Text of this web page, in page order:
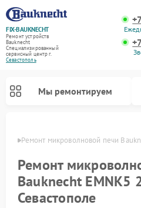
FIX-BAUKNECHT
Ремонт устройств
Bauknecht
Специализированный
cервисный центр г.
Севастополь
Мы ремонтируем
Ремонт микроволновой печи
Ремонт
Bauknecht EMNK5
Севастополе